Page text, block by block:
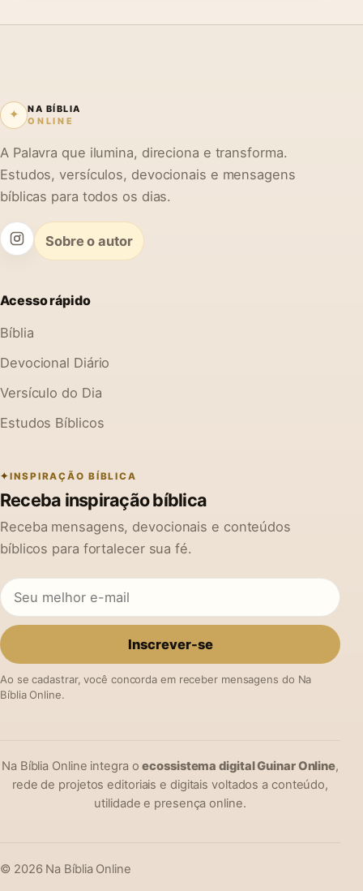
✦
NA BÍBLIA
ONLINE
A Palavra que ilumina, direciona e transforma.
Estudos, versículos, devocionais e mensagens
bíblicas para todos os dias.
Sobre o autor
Acesso rápido
Bíblia
Devocional Diário
Versículo do Dia
Estudos Bíblicos
INSPIRAÇÃO BÍBLICA
Receba inspiração bíblica
Receba mensagens, devocionais e conteúdos
bíblicos para fortalecer sua fé.
Inscrever-se
Ao se cadastrar, você concorda em receber mensagens do Na
Bíblia Online.
Na Bíblia Online integra oecossistema digital Guinar Online,
rede de projetos editoriais e digitais voltados a conteúdo,
utilidade e presença online.
© 2026 Na Bíblia Online